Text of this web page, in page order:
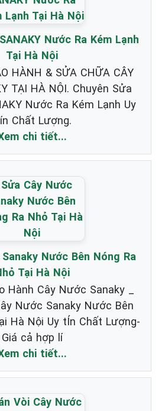
Nước Ra Kém Lạnh
Tại Hà Nội
HÀNH & SỬA CHỮA CÂY
TẠI HÀ NỘI. Chuyên Sửa
Nước Ra Kém Lạnh Uy
Chất Lượng.
chi tiết...
Nước Bên Nóng Ra
Tại Hà Nội
Hành Cây Nước Sanaky _
Nước Sanaky Nước Bên
Hà Nội Uy tÍn Chất Lượng-
Giá cả hợp lí
chi tiết...